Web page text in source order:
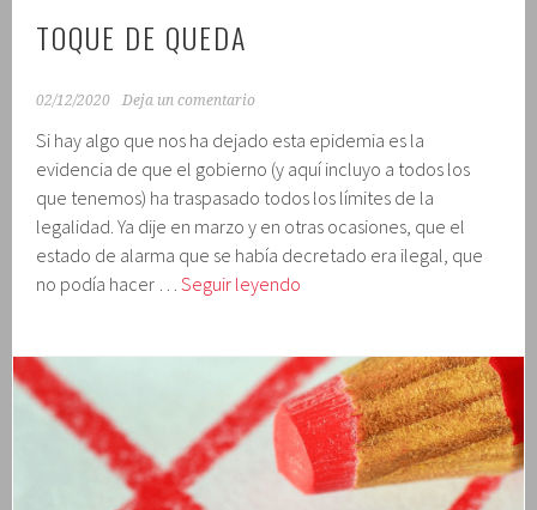
TOQUE DE QUEDA
02/12/2020 Deja un comentario
Si hay algo que nos ha dejado esta epidemia es la
evidencia de que el gobierno (y aquí incluyo a todos los
que tenemos) ha traspasado todos los límites de la
legalidad. Ya dije en marzo y en otras ocasiones, que el
estado de alarma que se había decretado era ilegal, que
no podía hacer …Seguir leyendo